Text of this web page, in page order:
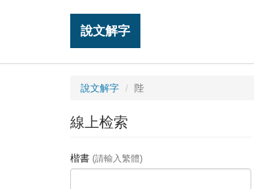
說文解字
說文解字 陛
線上检索
楷書 (請輸入繁體)